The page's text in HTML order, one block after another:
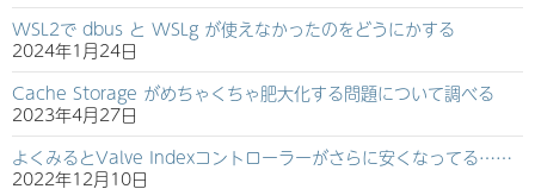
WSL2で dbus と WSLg が使えなかったのをどうにかする
2024年1月24日
Cache Storage がめちゃくちゃ肥大化する問題について調べる
2023年4月27日
よくみるとValve Indexコントローラーがさらに安くなってる……
2022年12月10日